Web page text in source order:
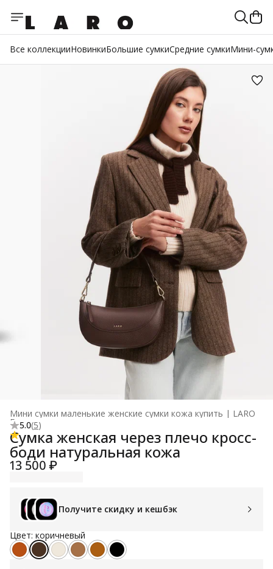
Все коллекцииНовинкиБольшие сумкиСредние сумкиМини-
Мини сумки маленькие женские сумки кожа купить | LARO
Главная
5.0(5)
Сумка женская через плечо кросс-
боди натуральная кожа
13 500 ₽
Получите скидку и кешбэк
Цвет: коричневый